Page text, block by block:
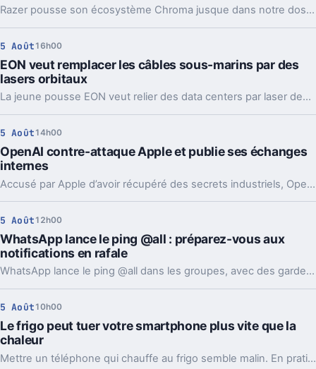
Razer pousse son écosystème Chroma jusque dans notre dos avec la Soma Chroma, une chaise gaming bardée de RGB et proposée à 529,99 euros. Spectaculaire dans un setup, confortable au quotidien, elle nous laisse pourtant un sentiment mitigé face à une ergonomie étonnamment peu personnalisable à ce niveau de prix.
5 Août 16h00
EON veut remplacer les câbles sous-marins par des
lasers orbitaux
La jeune pousse EON veut relier des data centers par laser depuis l’orbite. Une idée très ambitieuse, portée par l’explosion des besoins en IA.
5 Août 14h00
OpenAI contre-attaque Apple et publie ses échanges
internes
Accusé par Apple d’avoir récupéré des secrets industriels, OpenAI riposte avec des mails et des logs de chat. L’enjeu va bien au-delà du simple procès.
5 Août 12h00
WhatsApp lance le ping @all : préparez-vous aux
notifications en rafale
WhatsApp lance le ping @all dans les groupes, avec des garde-fous. Sondages et création de sous-groupes gagnent aussi en souplesse.
5 Août 10h00
Le frigo peut tuer votre smartphone plus vite que la
chaleur
Mettre un téléphone qui chauffe au frigo semble malin. En pratique, la condensation et le choc thermique peuvent l’abîmer bien plus vite.